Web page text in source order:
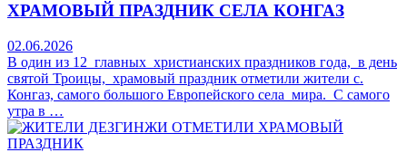
ХРАМОВЫЙ ПРАЗДНИК СЕЛА КОНГАЗ
02.06.2026
В один из 12 главных христианских праздников года, в день
святой Троицы, храмовый праздник отметили жители с.
Конгаз, самого большого Европейского села мира. С самого
утра в …